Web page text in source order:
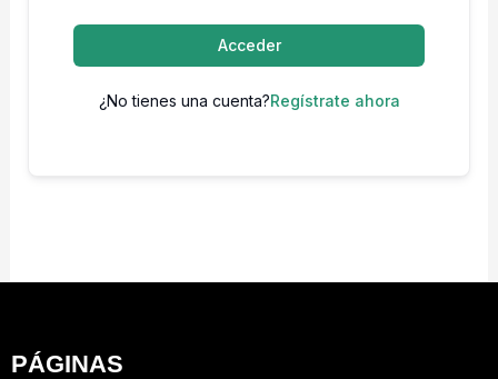
Acceder
¿No tienes una cuenta?Regístrate ahora
PÁGINAS